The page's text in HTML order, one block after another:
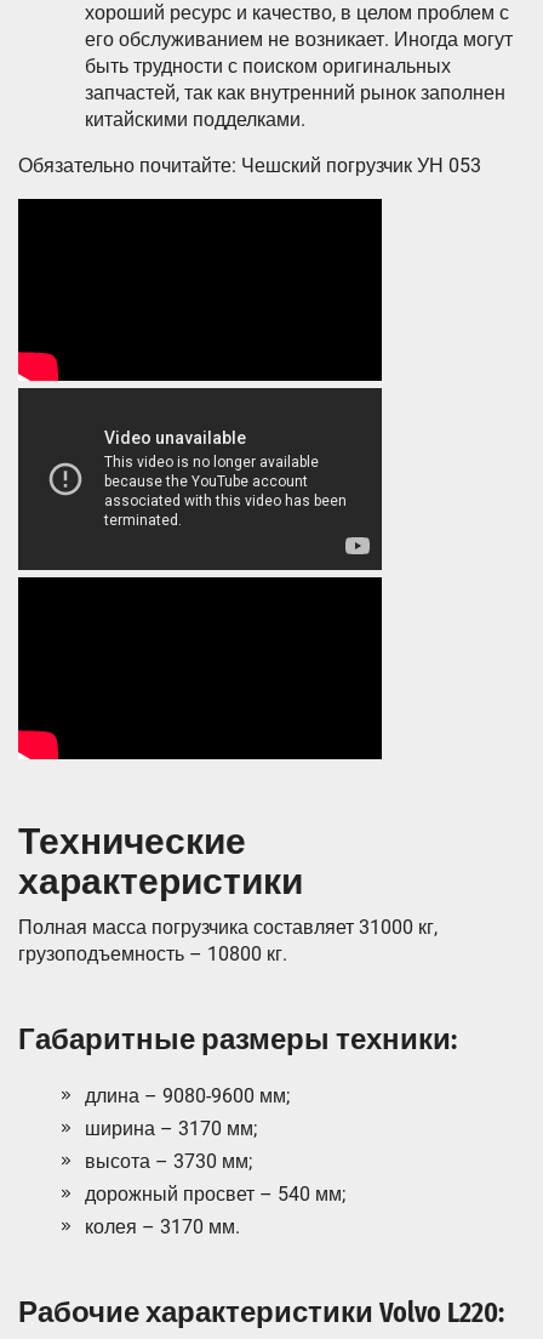
хороший ресурс и качество, в целом проблем с
его обслуживанием не возникает. Иногда могут
быть трудности с поиском оригинальных
запчастей, так как внутренний рынок заполнен
китайскими подделками.
Обязательно почитайте: Чешский погрузчик УН 053
Технические
характеристики
Полная масса погрузчика составляет 31000 кг,
грузоподъемность – 10800 кг.
Габаритные размеры техники:
длина – 9080-9600 мм;
ширина – 3170 мм;
высота – 3730 мм;
дорожный просвет – 540 мм;
колея – 3170 мм.
Рабочие характеристики Volvo L220: